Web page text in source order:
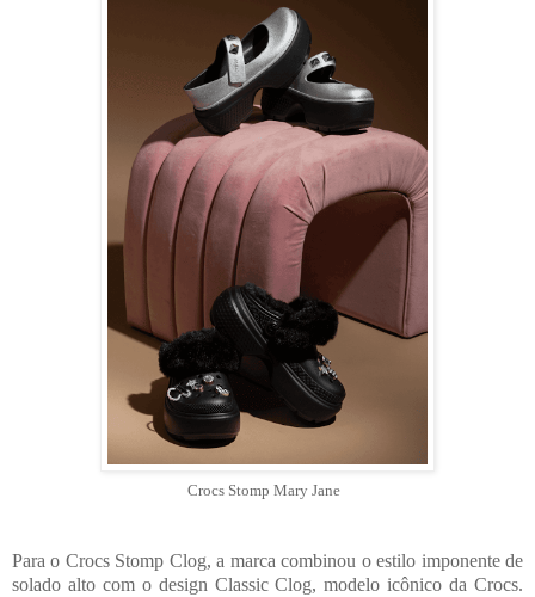
Crocs Stomp Mary Jane
Para o Crocs Stomp Clog, a marca combinou o estilo imponente de
solado alto com o design Classic Clog, modelo icônico da Crocs.